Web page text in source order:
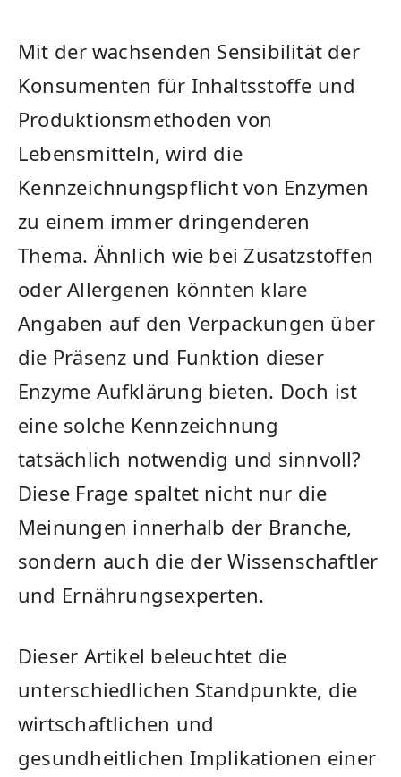
Mit ⁣der wachsenden ‌Sensibilität ‍der
Konsumenten für Inhaltsstoffe und
Produktionsmethoden von
Lebensmitteln, wird die
⁤Kennzeichnungspflicht von Enzymen
zu einem immer dringenderen
Thema.⁤ Ähnlich wie bei Zusatzstoffen
oder Allergenen könnten klare
Angaben auf den Verpackungen über
die Präsenz und‍ Funktion dieser
Enzyme Aufklärung bieten.‌ Doch ist
eine solche Kennzeichnung
tatsächlich notwendig und​ sinnvoll?
Diese​ Frage spaltet ​nicht nur die
Meinungen⁣ innerhalb‍ der⁤ Branche,
sondern ⁣auch ⁣die⁤ der Wissenschaftler
und⁤ Ernährungsexperten.
Dieser Artikel beleuchtet die
‍unterschiedlichen Standpunkte, die⁤
wirtschaftlichen und
gesundheitlichen Implikationen⁤ einer